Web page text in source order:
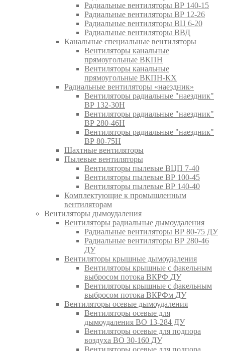
Радиальные вентиляторы ВР 140-15
Радиальные вентиляторы ВР 12-26
Радиальные вентиляторы ВЦ 6-20
Радиальные вентиляторы ВВД
Канальные специальные вентиляторы
Вентиляторы канальные
прямоугольные ВКПН
Вентиляторы канальные
прямоугольные ВКПН-КХ
Радиальные вентиляторы «наездник»
Вентиляторы радиальные "наездник"
ВР 132-30Н
Вентиляторы радиальные "наездник"
ВР 280-46Н
Вентиляторы радиальные "наездник"
ВР 80-75Н
Шахтные вентиляторы
Пылевые вентиляторы
Вентиляторы пылевые ВЦП 7-40
Вентиляторы пылевые ВР 100-45
Вентиляторы пылевые ВР 140-40
Комплектующие к промышленным
вентиляторам
Вентиляторы дымоудаления
Вентиляторы радиальные дымоудаления
Радиальные вентиляторы ВР 80-75 ДУ
Радиальные вентиляторы ВР 280-46
ДУ
Вентиляторы крышные дымоудаления
Вентиляторы крышные с факельным
выбросом потока ВКРФ ДУ
Вентиляторы крышные с факельным
выбросом потока ВКРФм ДУ
Вентиляторы осевые дымоудаления
Вентиляторы осевые для
дымоудаления ВО 13-284 ДУ
Вентиляторы осевые для подпора
воздуха ВО 30-160 ДУ
Вентиляторы осевые для подпора